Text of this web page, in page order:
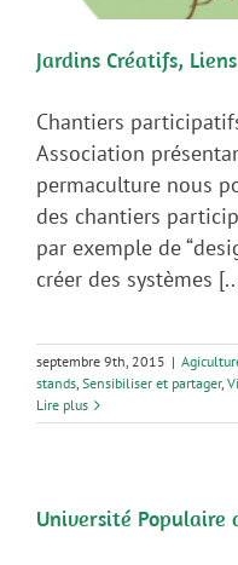
Jardins Créatifs,
Chantiers
Association
permaculture nous
des chantiers
par exemple de
créer des systèmes
septembre 9th, 2015 |
stands, Sensibiliser et partager,
Lire plus
Université Populaire